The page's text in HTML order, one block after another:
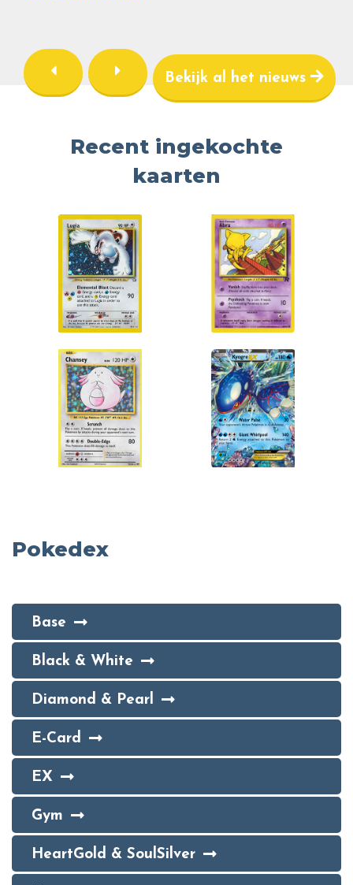
Bekijk al het nieuws
Recent ingekochte
kaarten
Pokedex
Base
Black & White
Diamond & Pearl
E-Card
EX
Gym
HeartGold & SoulSilver